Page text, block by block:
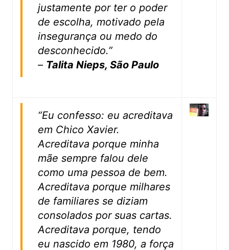
justamente por ter o poder
de escolha, motivado pela
insegurança ou medo do
desconhecido.”
– Talita Nieps, São Paulo
“Eu confesso: eu acreditava
em Chico Xavier.
Acreditava porque minha
mãe sempre falou dele
como uma pessoa de bem.
Acreditava porque milhares
de familiares se diziam
consolados por suas cartas.
Acreditava porque, tendo
eu nascido em 1980, a força